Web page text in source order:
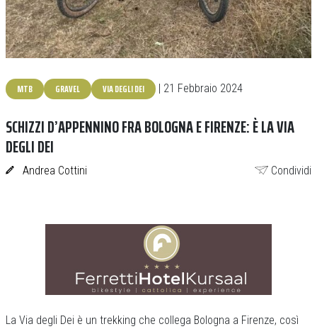
MTB GRAVEL VIA DEGLI DEI | 21 Febbraio 2024
SCHIZZI D’APPENNINO FRA BOLOGNA E FIRENZE: È LA VIA
DEGLI DEI
Andrea Cottini Condividi
La Via degli Dei è un trekking che collega Bologna a Firenze, così